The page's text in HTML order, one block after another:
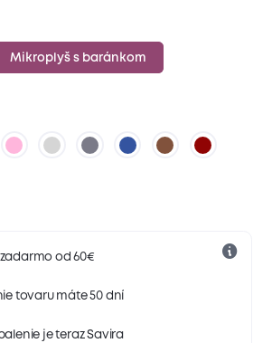
Mikroplyš s baránkom
od 60€
tovaru máte 50 dní
je teraz Savira